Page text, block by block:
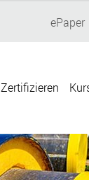
ePaper
Zertifizieren